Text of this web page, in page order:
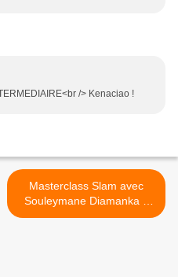
/> Kenaciao !
Masterclass Slam avec
Souleymane Diamanka à
Loctudy (communiqué) >